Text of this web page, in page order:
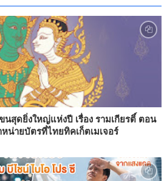
นสุดยิ่งใหญ่แห่งปี เรื่อง รามเกียรติ์ ตอน
น่ายบัตรที่ไทยทิคเก็ตเมเจอร์